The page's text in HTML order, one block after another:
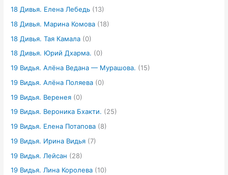
18 Дивья. Елена Лебедь (13)
18 Дивья. Марина Комова (18)
18 Дивья. Тая Камала (0)
18 Дивья. Юрий Дхарма. (0)
19 Видья. Алёна Ведана — Мурашова. (15)
19 Видья. Алёна Поляева (0)
19 Видья. Веренея (0)
19 Видья. Вероника Бхакти. (25)
19 Видья. Елена Потапова (8)
19 Видья. Ирина Видья (7)
19 Видья. Лейсан (28)
19 Видья. Лина Королева (10)